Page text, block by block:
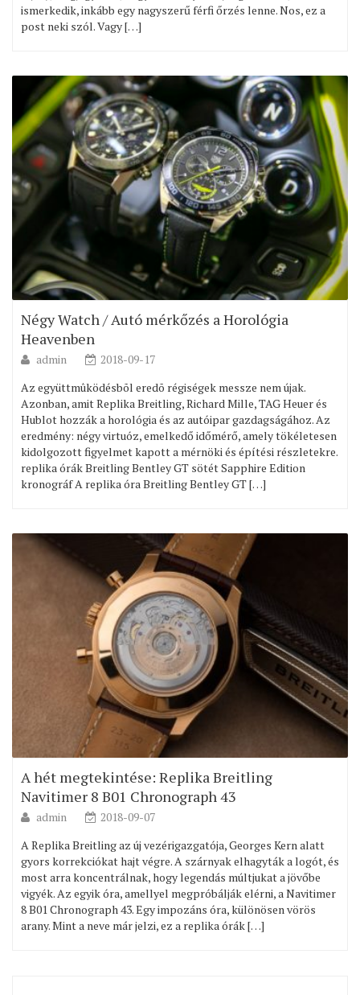
ismerkedik, inkább egy nagyszerű férfi őrzés lenne. Nos, ez a
post neki szól. Vagy […]
Négy Watch / Autó mérkőzés a Horológia
Heavenben
admin
2018-09-17
Az együttmûködésbõl eredõ régiségek messze nem újak.
Azonban, amit Replika Breitling, Richard Mille, TAG Heuer és
Hublot hozzák a horológia és az autóipar gazdagságához. Az
eredmény: négy virtuóz, emelkedő időmérő, amely tökéletesen
kidolgozott figyelmet kapott a mérnöki és építési részletekre.
replika órák Breitling Bentley GT sötét Sapphire Edition
kronográf A replika óra Breitling Bentley GT […]
A hét megtekintése: Replika Breitling
Navitimer 8 B01 Chronograph 43
admin
2018-09-07
A Replika Breitling az új vezérigazgatója, Georges Kern alatt
gyors korrekciókat hajt végre. A szárnyak elhagyták a logót, és
most arra koncentrálnak, hogy legendás múltjukat a jövőbe
vigyék. Az egyik óra, amellyel megpróbálják elérni, a Navitimer
8 B01 Chronograph 43. Egy impozáns óra, különösen vörös
arany. Mint a neve már jelzi, ez a replika órák […]